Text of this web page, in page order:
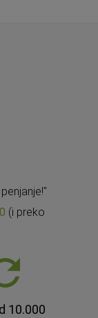
(i preko
10.000